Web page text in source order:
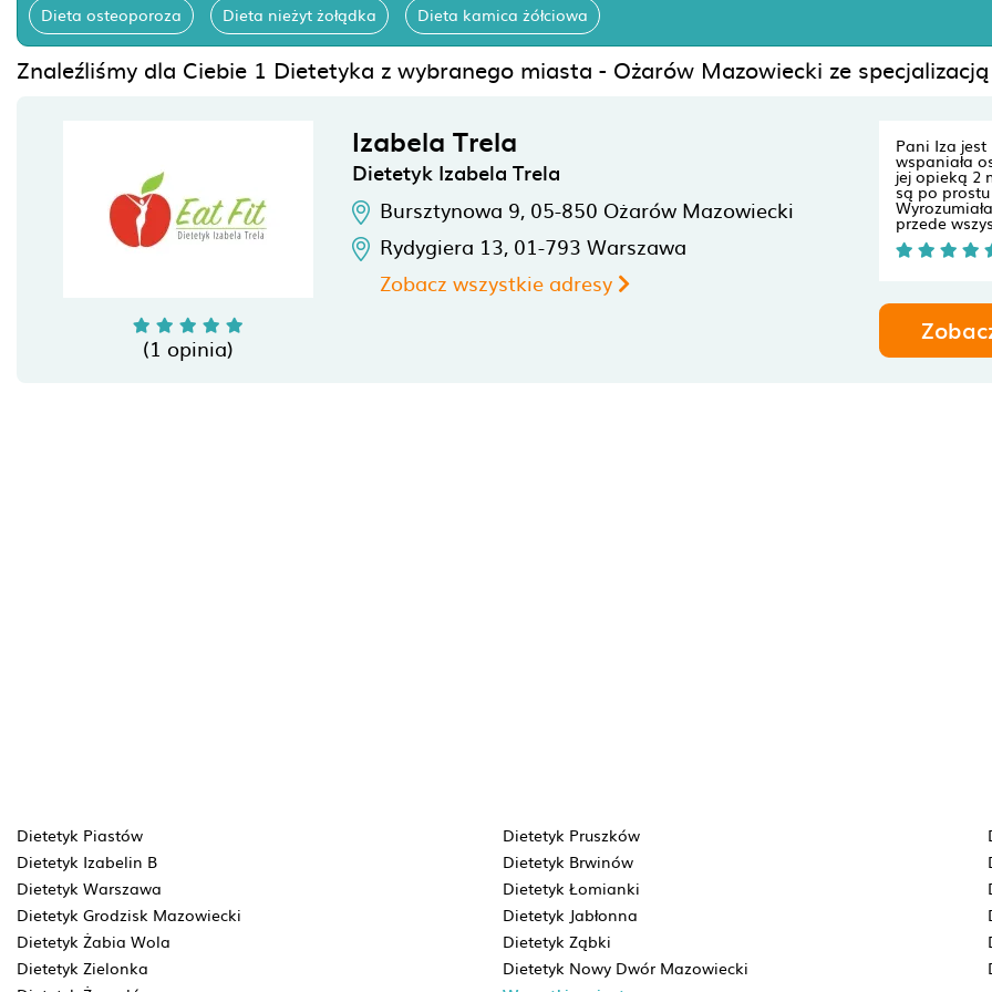
Dieta osteoporoza Dieta nieżyt żołądka Dieta kamica żółciowa
Znaleźliśmy dla Ciebie 1 Dietetyka z wybranego miasta - Ożarów Mazowiecki ze
(1 opinia)
Izabela Trela
Dietetyk Izabela Trela
Bursztynowa 9, 05-850 Ożarów Mazowiecki
Rydygiera 13, 01-793 Warszawa
Zobacz wszystkie adresy
Pani Iza
wspaniała
jej opieką 2
są po
przede
Dietetyk Piastów Dietetyk Pruszków
Dietetyk Izabelin B
Dietetyk Brwinów
Dietetyk Warszawa
Dietetyk Łomianki
Dietetyk Grodzisk Mazowiecki
Dietetyk Jabłonna
Dietetyk Żabia Wola
Dietetyk Ząbki
Dietetyk Zielonka
Dietetyk Nowy Dwór Mazowiecki